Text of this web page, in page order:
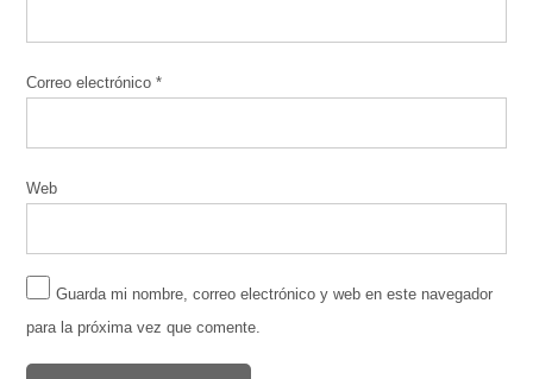
Correo electrónico*
Web
Guarda mi nombre, correo electrónico y web en este navegador
para la próxima vez que comente.